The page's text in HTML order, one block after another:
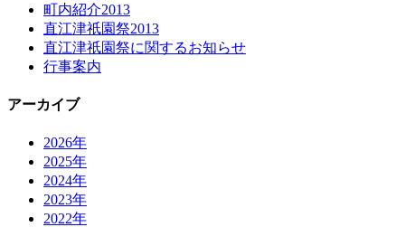
町内紹介2013
直江津祇園祭2013
直江津祇園祭に関するお知らせ
行事案内
アーカイブ
2026年
2025年
2024年
2023年
2022年